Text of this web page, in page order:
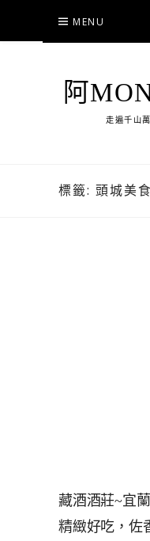
content
MENU
阿
走遍千山
標籤: 頭城美
藏酒酒莊~宜
精緻好吃，佐